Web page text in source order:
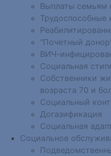
Выплаты семьям
"Почетный
ВИЧ-
Социальная
Собственники
возраста 70 и
Социальный
Догазификация
Социальная
Социальное